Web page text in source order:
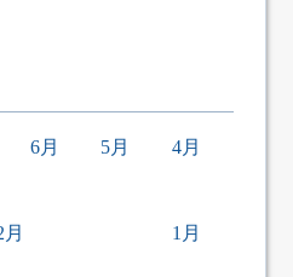
6月 5月 4月
月 1月